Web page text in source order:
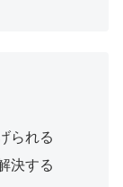
られる
決する